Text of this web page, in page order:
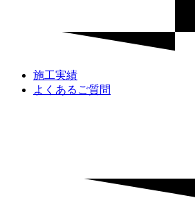
施工実績
よくあるご質問